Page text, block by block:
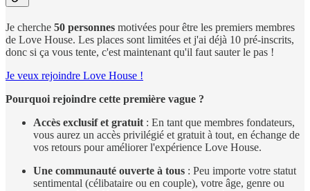
Je cherche 50 personnes motivées pour être les premiers membres
de Love House. Les places sont limitées et j'ai déjà 10 pré-inscrits,
donc si ça vous tente, c'est maintenant qu'il faut sauter le pas !
Je veux rejoindre Love House !
Pourquoi rejoindre cette première vague ?
Accès exclusif et gratuit : En tant que membres fondateurs,
vous aurez un accès privilégié et gratuit à tout, en échange de
vos retours pour améliorer l'expérience Love House.
Une communauté ouverte à tous : Peu importe votre statut
sentimental (célibataire ou en couple), votre âge, genre ou